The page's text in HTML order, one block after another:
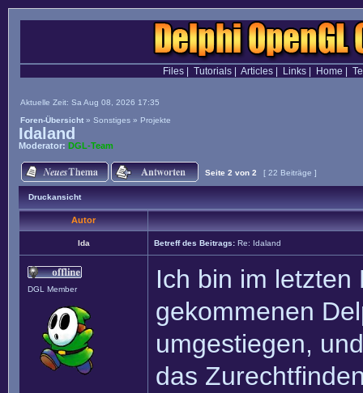
Files| Tutorials| Articles| Links| Home
Aktuelle Zeit: Sa Aug 08, 2026 17:35
Foren-Übersicht » Sonstiges » Projekte
Idaland
Moderator: DGL-Team
Seite 2 von 2 [ 22 Beiträge ]
Druckansicht
Autor
Ida Betreff des Beitrags: Re: Idaland
DGL Member
Ich bin im
gekommenen
umgestiegen,
das